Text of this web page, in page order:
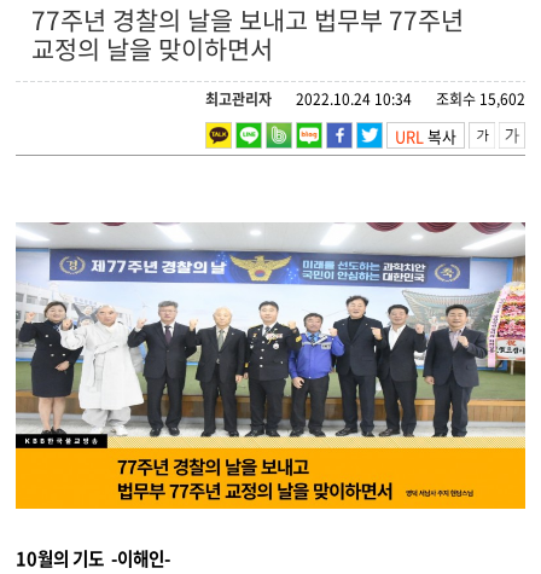
77주년 경찰의 날을 보내고 법무부 77주년
교정의 날을 맞이하면서
조회수 15,602
2022.10.24 10:34
최고관리자
URL복사
10월의 기도 -이해인-